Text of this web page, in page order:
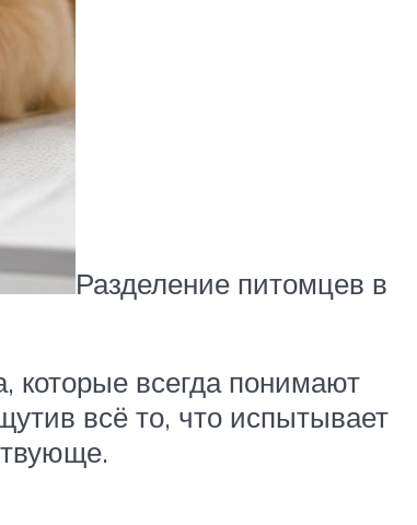
Разделение питомцев в
которые всегда понимают
всё то, что испытывает